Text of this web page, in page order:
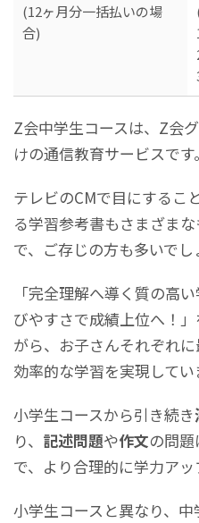
(12ヶ月分一括払いの場
合)
Z会中学生コースは、Z会
けの通信教育サービスです。
テレビのCMで目にするこ
る学習参考書もさまざま
で、ご存じの方も多いでし
「完全理解へ導く質の高
びやすさで成績上位へ！
がら、お子さんそれぞれに
効率的な学習を実現してい
小学生コースから引き続き
り、 記述問題や作文の問題
で、より合理的に学力アッ
小学生コースと異なり、